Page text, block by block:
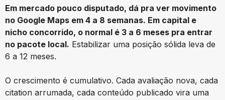
Em mercado pouco disputado, dá pra ver movimento
no Google Maps em 4 a 8 semanas. Em capital e
nicho concorrido, o normal é 3 a 6 meses pra entrar
no pacote local. Estabilizar uma posição sólida leva de
6 a 12 meses.
O crescimento é cumulativo. Cada avaliação nova, cada
citation arrumada, cada conteúdo publicado vira uma